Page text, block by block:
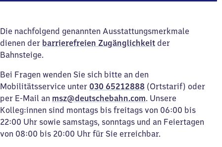
Die nachfolgend genannten Ausstattungsmerkmale
dienen der barrierefreien Zugänglichkeit der
Bahnsteige.
Bei Fragen wenden Sie sich bitte an den
Mobilitätsservice unter 030 65212888 (Ortstarif) oder
per E-Mail an msz@deutschebahn.com. Unsere
Kolleg:innen sind montags bis freitags von 06:00 bis
22:00 Uhr sowie samstags, sonntags und an Feiertagen
von 08:00 bis 20:00 Uhr für Sie erreichbar.